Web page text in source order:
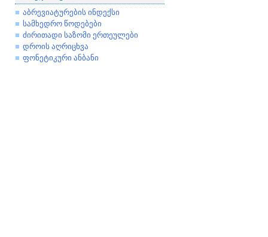
აბრევიატურების ინდექსი
სამხედრო წოდებები
ძირითადი საზომი ერთეულები
დროის აღრიცხვა
ფონეტიკური ანბანი